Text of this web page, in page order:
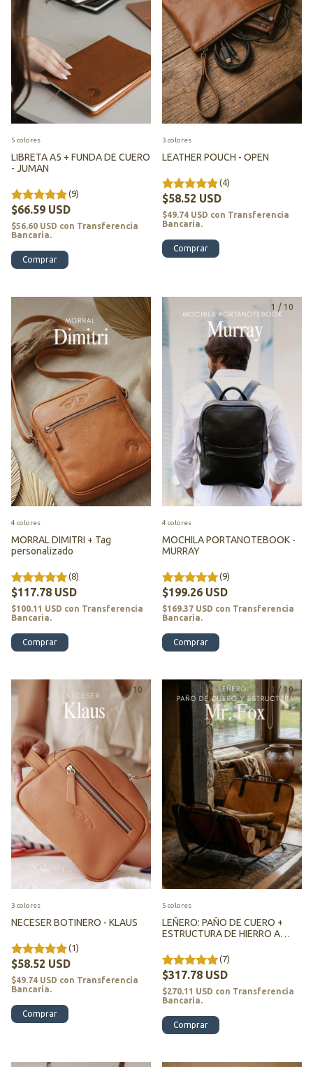
LIBRETA A5 + FUNDA DE CUERO
- JUMAN
(9)
$66.59 USD
$56.60 USD con Transferencia
Bancaria.
5 colores
Comprar
LEATHER POUCH - OPEN
(4)
$58.52 USD
$49.74 USD con Transferencia
Bancaria.
3 colores
Comprar
/10
MORRAL DIMITRI + Tag
personalizado
(8)
$117.78 USD
$100.11 USD con Transferencia
Bancaria.
4 colores
Comprar
1 / 10
MOCHILA PORTANOTEBOOK -
MURRAY
(9)
$199.26 USD
$169.37 USD con Transferencia
Bancaria.
4 colores
Comprar
1 /10
NECESER BOTINERO - KLAUS
(1)
$58.52 USD
$49.74 USD con Transferencia
Bancaria.
3 colores
Comprar
1 /10
LEÑERO: PAÑO DE CUERO +
ESTRUCTURA DE HIERRO A
(7)
$317.78 USD
$270.11 USD con Transferencia
Bancaria.
5 colores
Comprar